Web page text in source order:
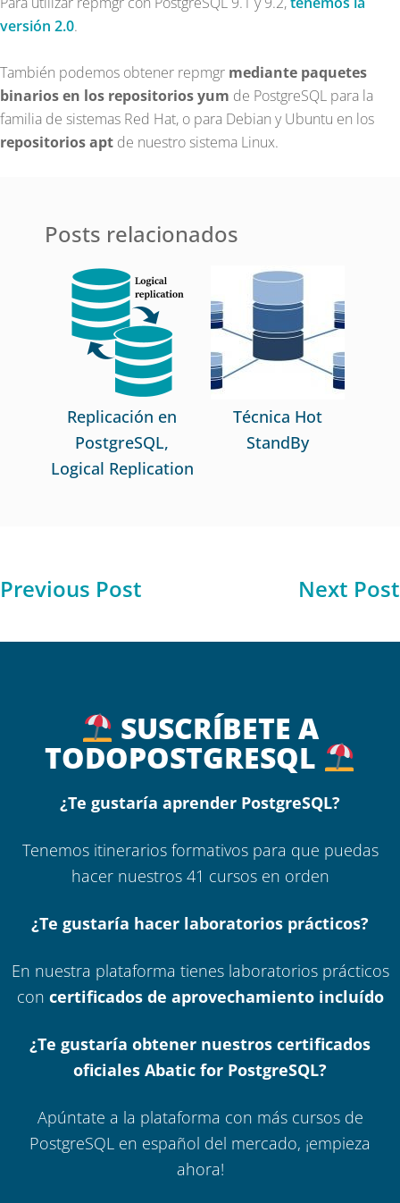
versión 2.0.
También podemos obtener repmgr mediante paquetes
binarios en los repositorios yum de PostgreSQL para la
familia de sistemas Red Hat, o para Debian y Ubuntu en los
repositorios apt de nuestro sistema Linux.
Posts relacionados
Replicación en
PostgreSQL,
Logical Replication
Técnica Hot
StandBy
Previous Post Next Post
SUSCRÍBETE A
TODOPOSTGRESQL
¿Te gustaría aprender PostgreSQL?
Tenemos itinerarios formativos para que puedas
hacer nuestros 41 cursos en orden
¿Te gustaría hacer laboratorios prácticos?
En nuestra plataforma tienes laboratorios prácticos
con certificados de aprovechamiento incluído
¿Te gustaría obtener nuestros certificados
oficiales Abatic for PostgreSQL?
Apúntate a la plataforma con más cursos de
PostgreSQL en español del mercado, ¡empieza
ahora!